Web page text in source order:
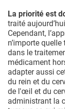
La priorité est
traité
Cependant,
n’importe
dans le
médicament
adapter aussi
du rein et du
de l'œil et du
administrant la